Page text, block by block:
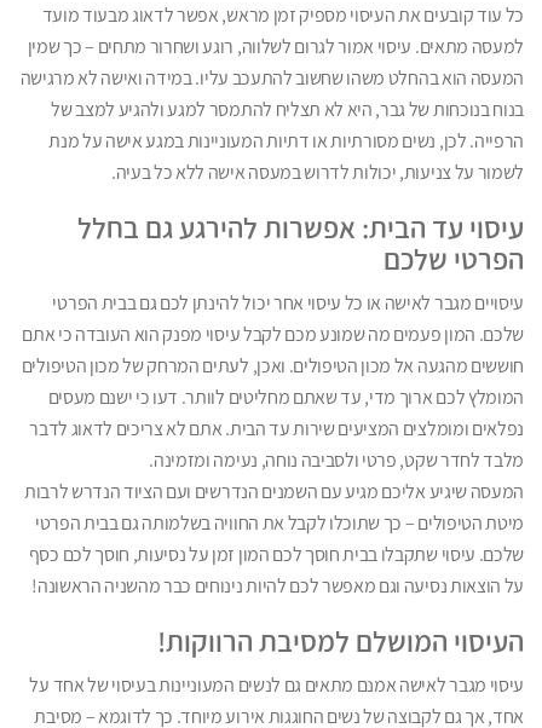
כל עוד קובעים את העיסוי מספיק זמן מראש, אפשר לדאוג מבעוד מועד
למעסה מתאים. עיסוי אמור לגרום לשלווה, רוגע ושחרור מתחים – כך שמין
המעסה הוא בהחלט משהו שחשוב להתעכב עליו. במידה ואישה לא מרגישה
בנוח בנוכחות של גבר, היא לא תצליח להתמסר למגע ולהגיע למצב של
הרפייה. לכן, נשים מסורתיות או דתיות המעוניינות במגע אישה על מנת
לשמור על צניעות, יכולות לדרוש במעסה אישה ללא כל בעיה.
עיסוי עד הבית: אפשרות להירגע גם בחלל
הפרטי שלכם
עיסויים מגבר לאישה או כל עיסוי אחר יכול להינתן לכם גם בבית הפרטי
שלכם. המון פעמים מה שמונע מכם לקבל עיסוי מפנק הוא העובדה כי אתם
חוששים מהגעה אל מכון הטיפולים. ואכן, לעתים המרחק של מכון הטיפולים
המומלץ לכם ארוך מדי, עד שאתם מחליטים לוותר. דעו כי ישנם מעסים
נפלאים ומומלצים המציעים שירות עד הבית. אתם לא צריכים לדאוג לדבר
מלבד לחדר שקט, פרטי ולסביבה נוחה, נעימה ומזמינה.
המעסה שיגיע אליכם מגיע עם השמנים הנדרשים ועם הציוד הנדרש לרבות
מיטת הטיפולים – כך שתוכלו לקבל את החוויה בשלמותה גם בבית הפרטי
שלכם. עיסוי שתקבלו בבית חוסך לכם המון זמן על נסיעות, חוסך לכם כסף
על הוצאות נסיעה וגם מאפשר לכם להיות נינוחים כבר מהשניה הראשונה!
העיסוי המושלם למסיבת הרווקות!
עיסוי מגבר לאישה אמנם מתאים גם לנשים המעוניינות בעיסוי של אחד על
אחד, אך גם לקבוצה של נשים החוגגות אירוע מיוחד. כך לדוגמא – מסיבת